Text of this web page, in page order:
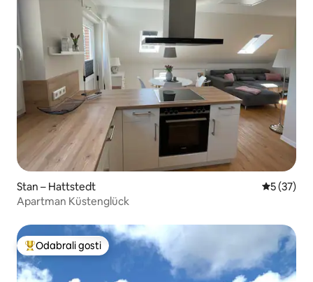
Stan – Hattstedt Prosječna
5 (37)
Apartman Küstenglück
Među najviše rangiranima s oznakom „Odabrali gosti”
Odabrali gosti